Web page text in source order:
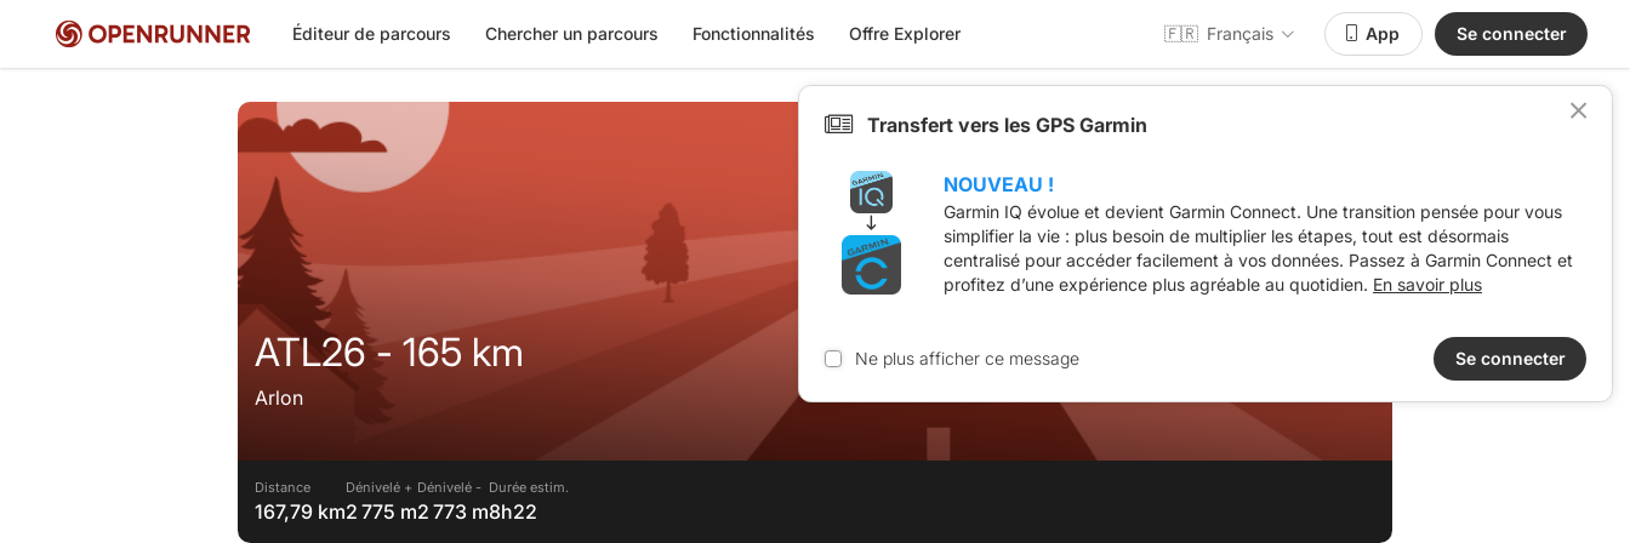
Éditeur de parcours Chercher un parcours Fonctionnalités Offre Explorer 🇫🇷 Français App Se connecter
ATL26 - 165 km
Arlon
Distance
167,79 km
Dénivelé +
2 775 m
Dénivelé -
2 773 m
Durée estim.
8h22
Transfert vers les GPS Garmin
NOUVEAU !
Garmin IQ évolue et devient Garmin Connect. Une transition pensée pour vous
simplifier la vie : plus besoin de multiplier les étapes, tout est désormais
centralisé pour accéder facilement à vos données. Passez à Garmin Connect et
profitez d’une expérience plus agréable au quotidien. En savoir plus
Ne plus afficher ce message Se connecter